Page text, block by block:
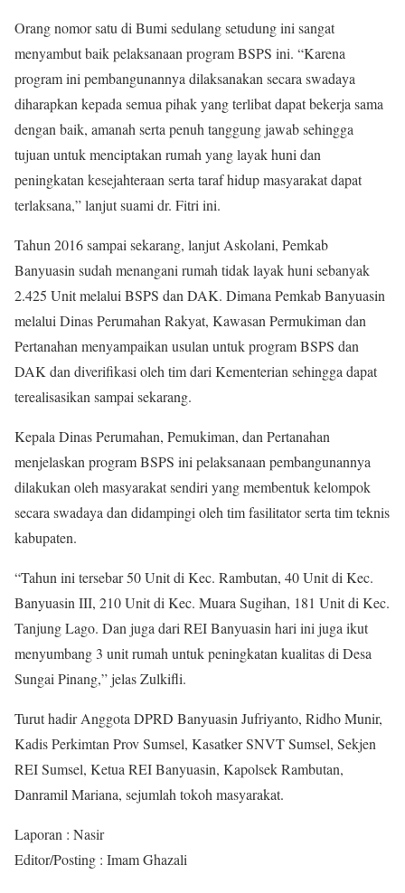
Orang nomor satu di Bumi sedulang setudung ini sangat
menyambut baik pelaksanaan program BSPS ini. “Karena
program ini pembangunannya dilaksanakan secara swadaya
diharapkan kepada semua pihak yang terlibat dapat bekerja sama
dengan baik, amanah serta penuh tanggung jawab sehingga
tujuan untuk menciptakan rumah yang layak huni dan
peningkatan kesejahteraan serta taraf hidup masyarakat dapat
terlaksana,” lanjut suami dr. Fitri ini.
Tahun 2016 sampai sekarang, lanjut Askolani, Pemkab
Banyuasin sudah menangani rumah tidak layak huni sebanyak
2.425 Unit melalui BSPS dan DAK. Dimana Pemkab Banyuasin
melalui Dinas Perumahan Rakyat, Kawasan Permukiman dan
Pertanahan menyampaikan usulan untuk program BSPS dan
DAK dan diverifikasi oleh tim dari Kementerian sehingga dapat
terealisasikan sampai sekarang.
Kepala Dinas Perumahan, Pemukiman, dan Pertanahan
menjelaskan program BSPS ini pelaksanaan pembangunannya
dilakukan oleh masyarakat sendiri yang membentuk kelompok
secara swadaya dan didampingi oleh tim fasilitator serta tim teknis
kabupaten.
“Tahun ini tersebar 50 Unit di Kec. Rambutan, 40 Unit di Kec.
Banyuasin III, 210 Unit di Kec. Muara Sugihan, 181 Unit di Kec.
Tanjung Lago. Dan juga dari REI Banyuasin hari ini juga ikut
menyumbang 3 unit rumah untuk peningkatan kualitas di Desa
Sungai Pinang,” jelas Zulkifli.
Turut hadir Anggota DPRD Banyuasin Jufriyanto, Ridho Munir,
Kadis Perkimtan Prov Sumsel, Kasatker SNVT Sumsel, Sekjen
REI Sumsel, Ketua REI Banyuasin, Kapolsek Rambutan,
Danramil Mariana, sejumlah tokoh masyarakat.
Laporan : Nasir
Editor/Posting : Imam Ghazali